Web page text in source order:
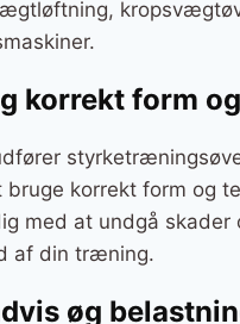
korrekt form
bruge korrekt form og
med at undgå skader
af din træning.
øg